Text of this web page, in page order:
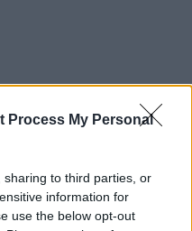
Process My Personal
to third parties, or
information for
use the below opt-out